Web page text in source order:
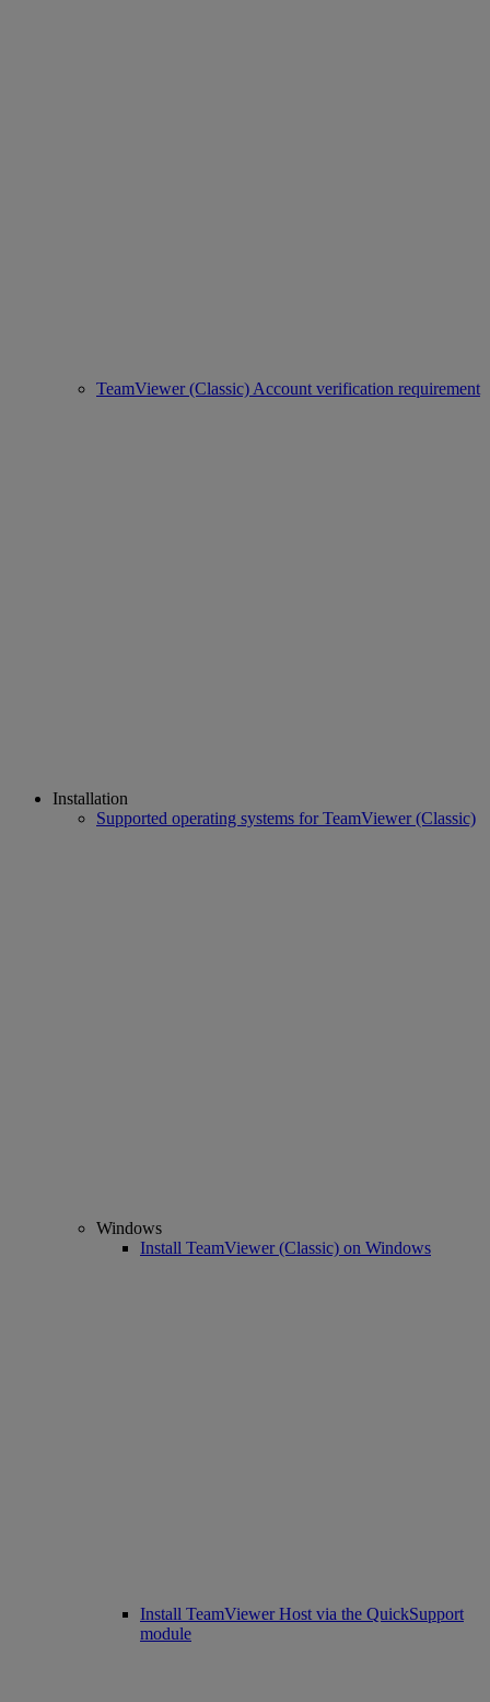
TeamViewer (Classic) Account verification requirement
Installation
Supported operating systems for TeamViewer (Classic)
Windows
Install TeamViewer (Classic) on Windows
Install TeamViewer Host via the QuickSupport
module